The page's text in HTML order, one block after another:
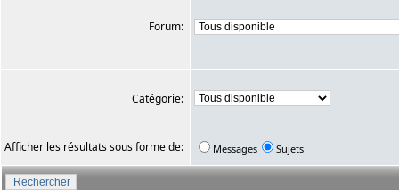
Forum:
Catégorie:
Afficher les résultats sous forme de: Messages Sujets